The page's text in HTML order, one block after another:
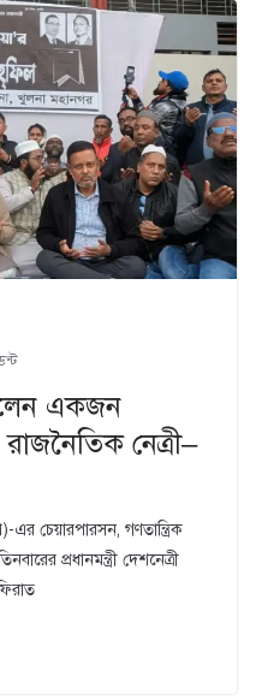
একজন
নেত্রী–
এর চেয়ারপারসন, গণতান্ত্রিক
প্রধানমন্ত্রী দেশনেত্রী